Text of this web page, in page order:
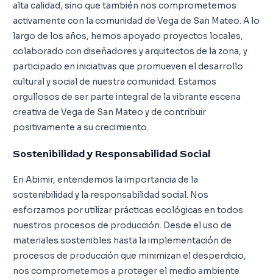
alta calidad, sino que también nos comprometemos
activamente con la comunidad de Vega de San Mateo. A lo
largo de los años, hemos apoyado proyectos locales,
colaborado con diseñadores y arquitectos de la zona, y
participado en iniciativas que promueven el desarrollo
cultural y social de nuestra comunidad. Estamos
orgullosos de ser parte integral de la vibrante escena
creativa de Vega de San Mateo y de contribuir
positivamente a su crecimiento.
Sostenibilidad y Responsabilidad Social
En Abimir, entendemos la importancia de la
sostenibilidad y la responsabilidad social. Nos
esforzamos por utilizar prácticas ecológicas en todos
nuestros procesos de producción. Desde el uso de
materiales sostenibles hasta la implementación de
procesos de producción que minimizan el desperdicio,
nos comprometemos a proteger el medio ambiente